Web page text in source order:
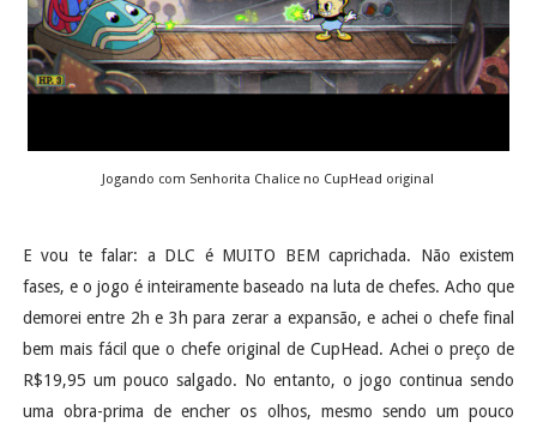
Jogando com Senhorita Chalice no CupHead original
E vou te falar: a DLC é MUITO BEM caprichada. Não existem
fases, e o jogo é inteiramente baseado na luta de chefes. Acho que
demorei entre 2h e 3h para zerar a expansão, e achei o chefe final
bem mais fácil que o chefe original de CupHead. Achei o preço de
R$19,95 um pouco salgado. No entanto, o jogo continua sendo
uma obra-prima de encher os olhos, mesmo sendo um pouco